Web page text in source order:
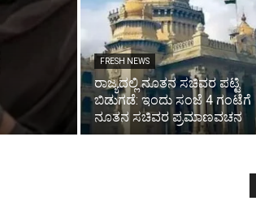
FRESH NEWS
ರಾಜ್ಯದಲ್ಲಿ ನೂತನ ಸಚಿವರ ಪಟ್ಟಿ
ಬಿಡುಗಡೆ: ಇಂದು ಸಂಜೆ 4 ಗಂಟೆಗೆ
ನೂತನ ಸಚಿವರ ಪ್ರಮಾಣವಚನ